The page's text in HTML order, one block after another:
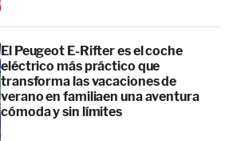
El Peugeot E-Rifter es el coche
eléctrico más práctico que
transforma las vacaciones de
verano en familiaen una aventura
cómoda y sin límites